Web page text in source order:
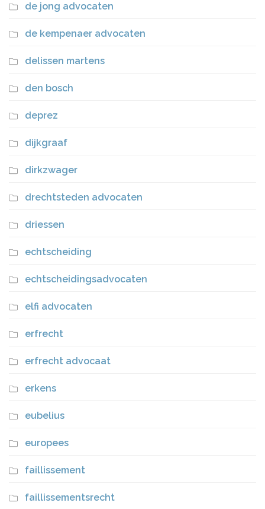
de jong advocaten
de kempenaer advocaten
delissen martens
den bosch
deprez
dijkgraaf
dirkzwager
drechtsteden advocaten
driessen
echtscheiding
echtscheidingsadvocaten
elfi advocaten
erfrecht
erfrecht advocaat
erkens
eubelius
europees
faillissement
faillissementsrecht